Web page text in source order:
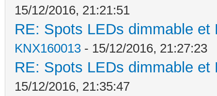
15/12/2016, 21:21:51
RE: Spots LEDs dimmable
KNX160013 - 15/12/2016, 21:27:23
RE: Spots LEDs dimmable
15/12/2016, 21:35:47